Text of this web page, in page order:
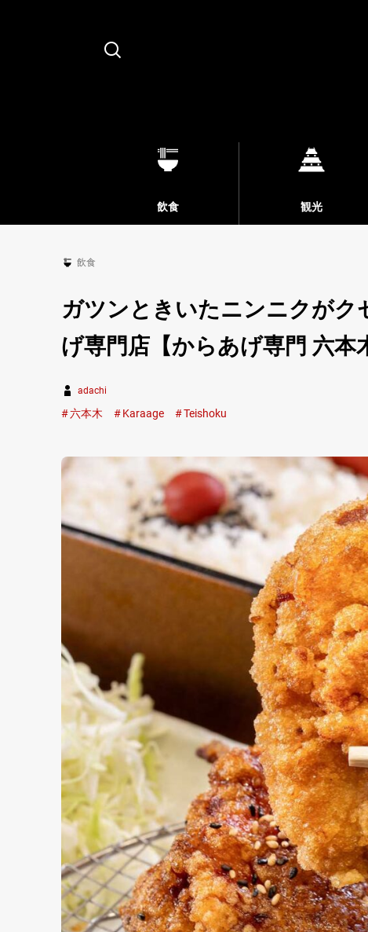
Search
飲食 観光
飲食
ガツンときいたニンニクが
げ専門店【からあげ専門 六本
adachi
六本木 Karaage Teishoku